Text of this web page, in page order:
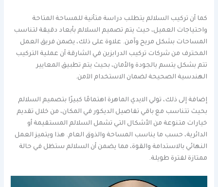
كما أن تركيب السلالم يتطلب دراسة متأنية للمساحة المتاحة
واحتياجات العميل، حيث يتم تصميم السلالم بأبعاد دقيقة لتناسب
المساحات بشكل مريح وآمن. علاوة على ذلك، يضمن فريق العمل
المحترف من شركات تركيب الدرابزين في الشارقة أن عملية التركيب
تتم بشكل يتسم بالجودة والأمان، بحيث يتم تطبيق المعايير
الهندسية الصحيحة لضمان الاستخدام الآمن.
إضافة إلى ذلك، تولي الايدي الماهرة اهتمامًا كبيرًا بتصميم السلالم
بحيث تتناسب مع باقي تفاصيل الديكور في المكان، من خلال تقديم
خيارات متنوعة من الأشكال التي تشمل السلالم المستقيمة أو
الدائرية، حسب ما يناسب المساحة والذوق العام. هذا ويتميز العمل
النهائي بالاستدامة والقوة، مما يضمن أن السلالم ستظل في حالة
ممتازة لفترة طويلة.